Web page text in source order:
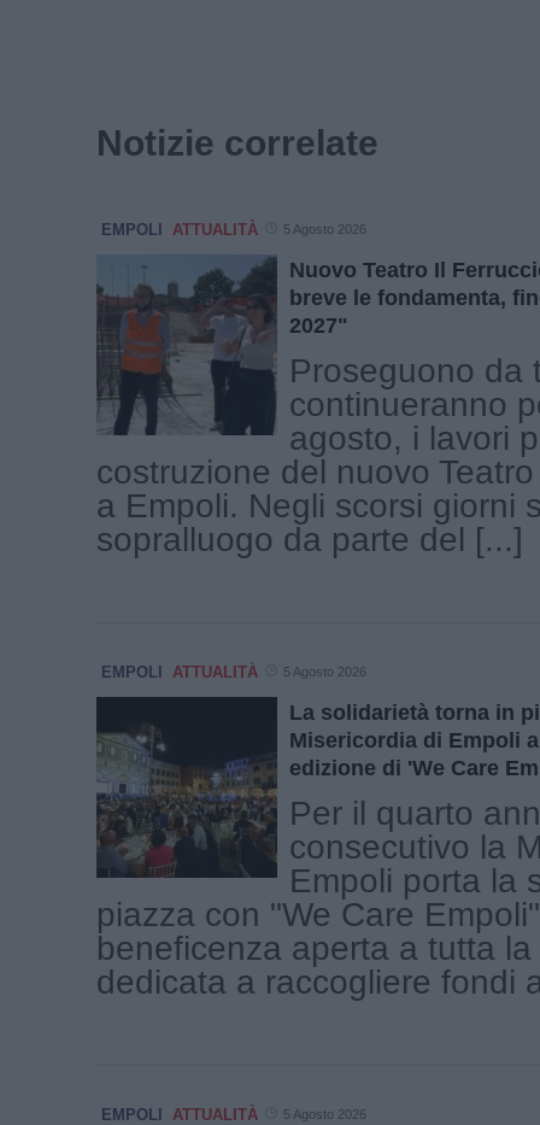
Notizie correlate
EMPOLI ATTUALITÀ 5 Agosto 2026
Nuovo Teatro Il
breve le fondamenta,
2027"
Proseguono da
continueranno
agosto, i lavori
costruzione del nuovo
a Empoli. Negli scorsi giorni
sopralluogo da parte del [...]
EMPOLI ATTUALITÀ 5 Agosto 2026
La solidarietà torna in
Misericordia di Empoli
edizione di 'We Care
Per il quarto
consecutivo la
Empoli porta la
piazza con "We Care
beneficenza aperta a tutta
dedicata a raccogliere fondi
EMPOLI ATTUALITÀ 5 Agosto 2026